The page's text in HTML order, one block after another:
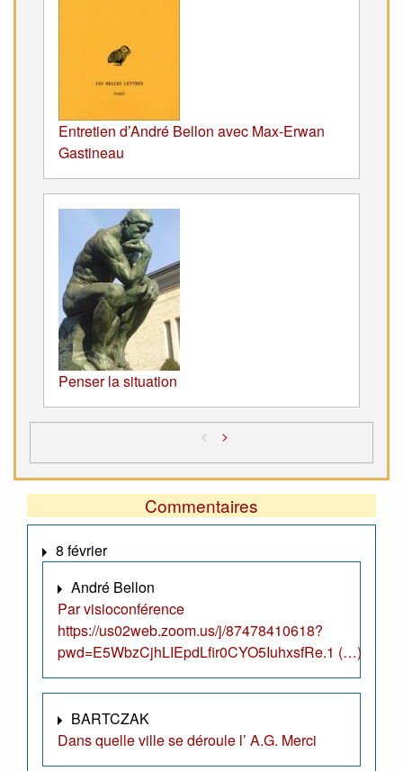
Entretien d’André Bellon avec Max-Erwan
Gastineau
Penser la situation
< >
Commentaires
8 février
André Bellon
Par visioconférence
https://us02web.zoom.us/j/87478410618?
pwd=E5WbzCjhLIEpdLfir0CYO5IuhxsfRe.1 (…)
BARTCZAK
Dans quelle ville se déroule l’ A.G. Merci